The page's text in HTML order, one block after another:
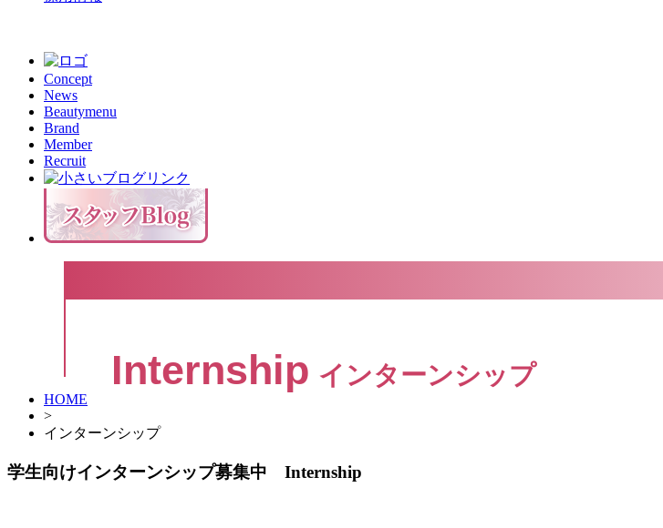
Concept
News
Beautymenu
Brand
Member
Recruit
Internship インターンシップ
HOME
>
インターンシップ
学生向けインターンシップ募集中 Internship